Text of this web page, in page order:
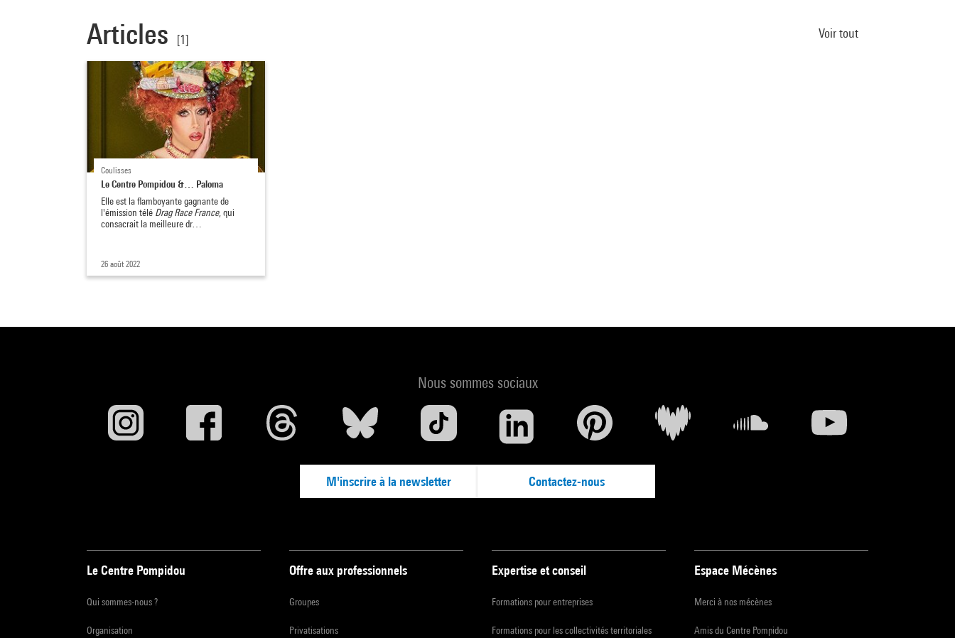
Articles [1] Voir tout
Coulisses
Le Centre Pompidou &… Paloma
Elle est la flamboyante gagnante de
l'émission télé Drag Race France, qui
consacrait la meilleure dr…
26 août 2022
Nous sommes sociaux
M'inscrire à la newsletter Contactez-nous
Le Centre Pompidou
Qui sommes-nous ?
Organisation
Offre aux professionnels
Groupes
Privatisations
Expertise et conseil
Formations pour entreprises
Formations pour les collectivités territoriales
Espace Mécènes
Merci à nos mécènes
Amis du Centre Pompidou